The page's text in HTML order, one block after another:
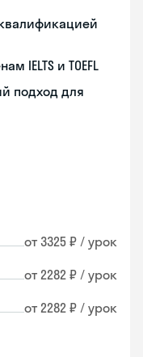
IELTS и TOEFL
подход для
от 3325 ₽ / урок
от 2282 ₽ / урок
от 2282 ₽ / урок